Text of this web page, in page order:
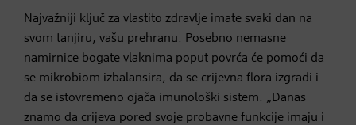
Najvažniji ključ za vlastito zdravlje imate svaki dan na
svom tanjiru, vašu prehranu. Posebno nemasne
namirnice bogate vlaknima poput povrća će pomoći da
se mikrobiom izbalansira, da se crijevna flora izgradi i
da se istovremeno ojača imunološki sistem. „Danas
znamo da crijeva pored svoje probavne funkcije imaju i